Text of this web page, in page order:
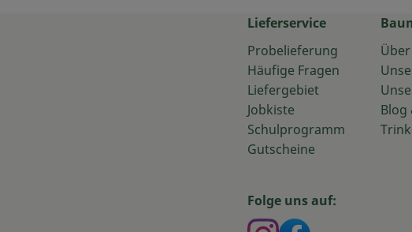
Lieferservice
Probelieferung
Häufige Fragen
Liefergebiet
Jobkiste
Schulprogramm
Gutscheine
Blog
Folge uns auf:
Externer Link zu
Externer Link